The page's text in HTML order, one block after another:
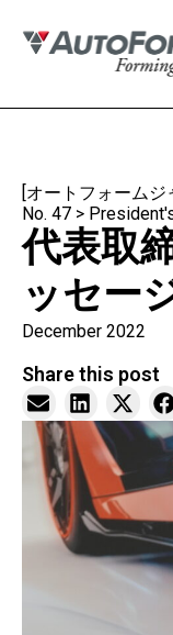
[オートフォーム
No. 47 >
代表取
ッセー
December 2022
Share this post